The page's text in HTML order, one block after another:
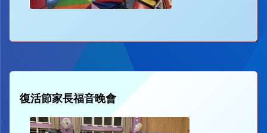
復活節家長福音晚會